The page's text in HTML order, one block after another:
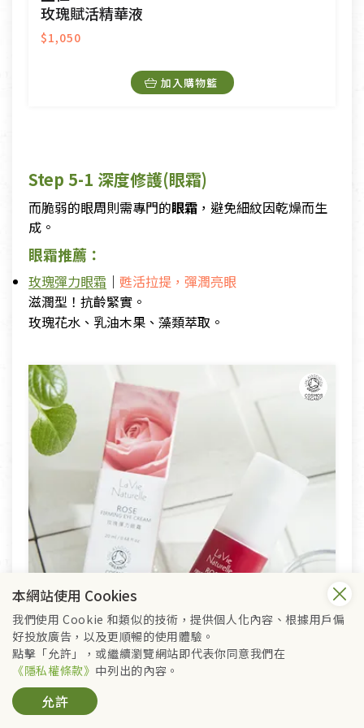
玫瑰賦活精華液
$1,050
加入購物籃
Step 5-1 深度修護(眼霜)
而脆弱的眼周則需專門的眼霜 ，避免細紋因乾燥而生
成。
眼霜推薦：
玫瑰彈力眼霜 ｜ 甦活拉提，彈潤亮眼
滋潤型！抗齡緊實。
玫瑰花水、乳油木果、藻類萃取。
里仁
本網站使用 Cookies
我們使用 Cookie 和類似的技術，提供個人化內容、根據用戶偏
好投放廣告，以及更順暢的使用體驗。
點擊「允許」，或繼續瀏覽網站即代表你同意我們在
《隱私權條款》 中列出的內容。
允許